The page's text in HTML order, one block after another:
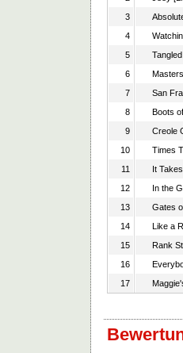
3
4
5
6
7
San
8
Boots
9
Creole
10
Times
11
It
12
In the
13
Gates
14
Like a
15
Rank
16
17